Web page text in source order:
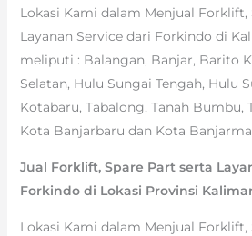
Lokasi Kami dalam Menjual Forklift,
Layanan Service dari Forkindo di
meliputi : Balangan, Banjar, Barito
Selatan, Hulu Sungai Tengah, Hulu
Kotabaru, Tabalong, Tanah Bumbu,
Kota Banjarbaru dan Kota
Jual Forklift, Spare Part serta
Forkindo di Lokasi Provinsi
Lokasi Kami dalam Menjual Forklift,